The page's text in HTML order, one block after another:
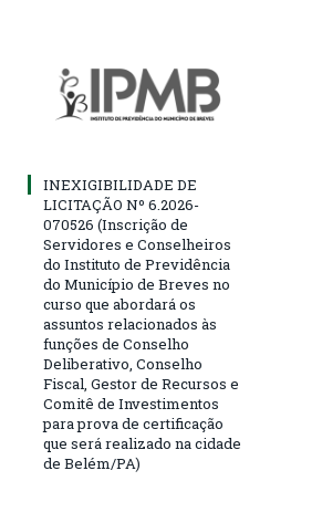
INEXIGIBILIDADE DE
LICITAÇÃO Nº 6.2026-
070526 (Inscrição de
Servidores e Conselheiros
do Instituto de Previdência
do Município de Breves no
curso que abordará os
assuntos relacionados às
funções de Conselho
Deliberativo, Conselho
Fiscal, Gestor de Recursos e
Comitê de Investimentos
para prova de certificação
que será realizado na cidade
de Belém/PA)